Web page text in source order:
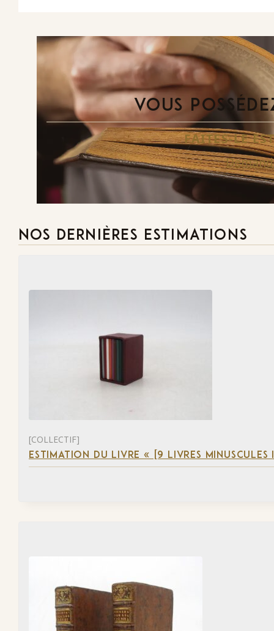
VOUS
FAITES-LE
NOS DERNIÈRES ESTIMATIONS
[COLLECTIF]
ESTIMATION DU LIVRE « [9 LIVRES MINUSCULES